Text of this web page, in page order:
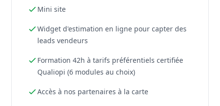
Mini site
Widget d'estimation en ligne pour capter des
leads vendeurs
Formation 42h à tarifs préférentiels certifiée
Qualiopi (6 modules au choix)
Accès à nos partenaires à la carte